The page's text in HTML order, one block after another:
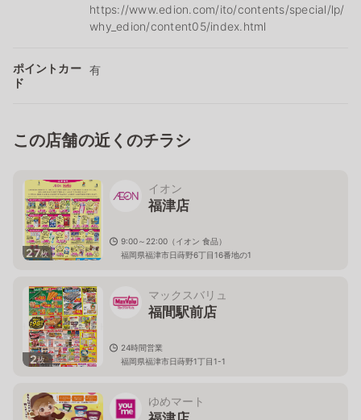
https://www.edion.com/ito/contents/special/lp/
why_edion/content05/index.html
ポイントカー
ド
有
この店舗の近くのチラシ
27枚
イオン
福津店
9:00～22:00（イオン 食品）
福岡県福津市日蒔野6丁目16番地の1
2枚
マックスバリュ
福間駅前店
24時間営業
福岡県福津市日蒔野1丁目1-1
ゆめマート